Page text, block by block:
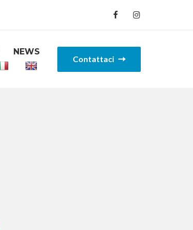
NEWS
Contattaci